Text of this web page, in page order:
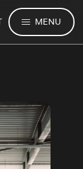
MENU